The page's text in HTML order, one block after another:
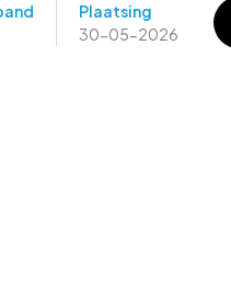
Plaatsing
30-05-2026